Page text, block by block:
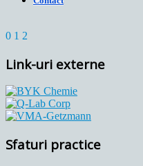
0 1 2
Link-uri externe
Sfaturi practice